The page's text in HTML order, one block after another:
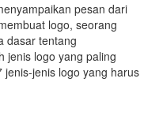
pesan dari
logo, seorang
dasar tentang
jenis logo yang paling
jenis-jenis logo yang harus